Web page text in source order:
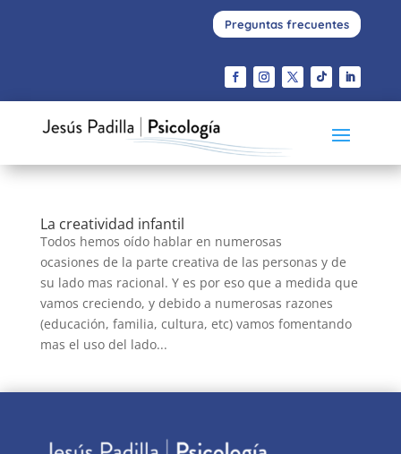
Preguntas frecuentes
La creatividad infantil
Todos hemos oído hablar en numerosas
ocasiones de la parte creativa de las personas y de
su lado mas racional. Y es por eso que a medida que
vamos creciendo, y debido a numerosas razones
(educación, familia, cultura, etc) vamos fomentando
mas el uso del lado...